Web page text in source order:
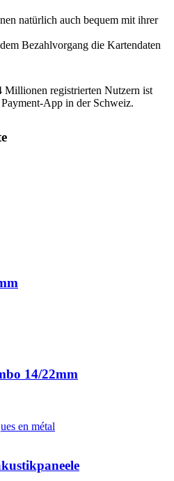
natürlich auch bequem mit ihrer
Bezahlvorgang die Kartendaten
Millionen registrierten Nutzern ist
App in der Schweiz.
14/22mm